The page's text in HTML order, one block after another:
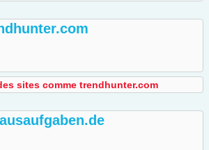
sites comme trendhunter.com